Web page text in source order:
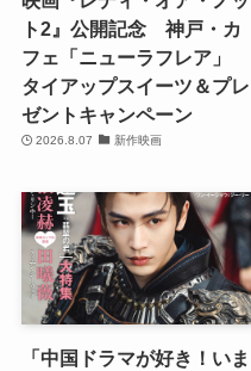
ト2』公開記念 神戸・カ
フェ「ニューラフレア」
タイアップスイーツ＆プレ
ゼントキャンペーン
2026.8.07 新作映画
「中国ドラマが好き！いま